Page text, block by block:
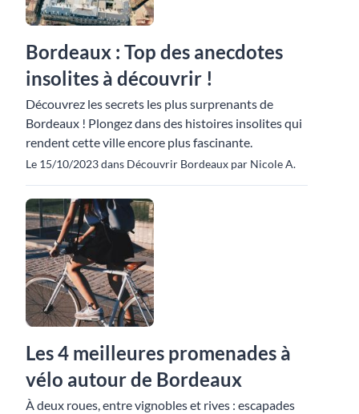
Bordeaux : Top des anecdotes
insolites à découvrir !
Découvrez les secrets les plus surprenants de
Bordeaux ! Plongez dans des histoires insolites qui
rendent cette ville encore plus fascinante.
Le 15/10/2023 dans Découvrir Bordeaux par Nicole A.
Les 4 meilleures promenades à
vélo autour de Bordeaux
À deux roues, entre vignobles et rives : escapades